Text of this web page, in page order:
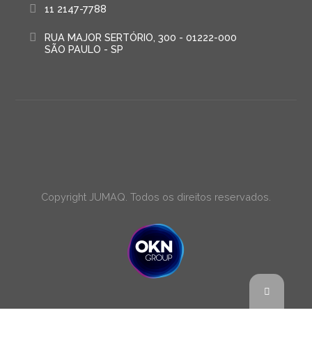
11 2147-7788
RUA MAJOR SERTÓRIO, 300 - 01222-000
SÃO PAULO - SP
Copyright JUMAQ. Todos os direitos reservados.